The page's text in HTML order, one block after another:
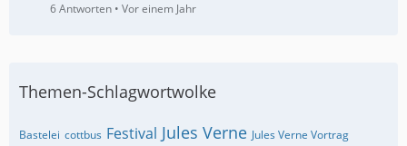
6 Antworten Vor einem Jahr
Themen-Schlagwortwolke
Bastelei cottbus Festival Jules Verne Jules Verne Vortrag